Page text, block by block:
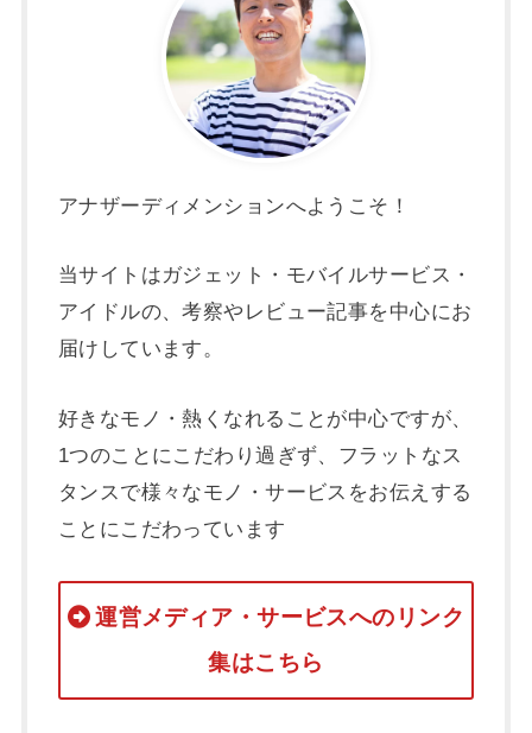
アナザーディメンションへようこそ！
当サイトはガジェット・モバイルサービス・
アイドルの、考察やレビュー記事を中心にお
届けしています。
好きなモノ・熱くなれることが中心ですが、
1つのことにこだわり過ぎず、フラットなス
タンスで様々なモノ・サービスをお伝えする
ことにこだわっています
運営メディア・サービスへのリンク
集はこちら